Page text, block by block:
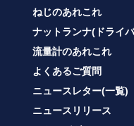
ねじのあれこれ
ナットランナ(ドライ
流量計のあれこれ
よくあるご質問
ニュースレター(一覧)
ニュースリリース